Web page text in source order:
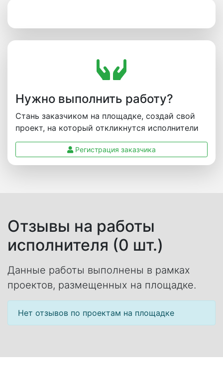
Нужно выполнить работу?
Стань заказчиком на площадке, создай свой
проект, на который откликнутся исполнители
Регистрация заказчика
Отзывы на работы
исполнителя (0 шт.)
Данные работы выполнены в рамках
проектов, размещенных на площадке.
Нет отзывов по проектам на площадке